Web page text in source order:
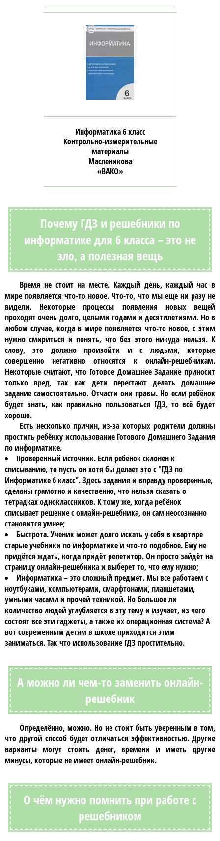
Информатика 6 класс
Контрольно-измерительные
материалы
Масленикова
«ВАКО»
Почему ГДЗ и решебники по
информатике для 6 класса – это не
зло, а полезная вещь
Время не стоит на месте. Каждый день, каждый час в
мире появляется что-то новое. Что-то, что мы еще ни разу не
видели. Некоторые процессы появления новых вещей
проходят очень долго, целыми годами и десятилетиями. Но в
любом случае, когда в мире появляется что-то новое, с этим
нужно смириться и понять, что без этого никуда нельзя. К
слову, это должно произойти и с людьми, которые
совершенно негативно относятся к онлайн-решебникам.
Некоторые считают, что Готовое Домашнее Задание приносит
только вред, так как дети перестают делать домашнее
задание самостоятельно. Отчасти они правы. Но если ребёнок
будет знать, как правильно пользоваться ГДЗ, то всё будет
хорошо.
Есть несколько причин, из-за которых родители должны
простить ребёнку использование Готового Домашнего Задания
по информатике.
Проверенный источник. Если ребёнок склонен к
списыванию, то пусть он хотя бы делает это с "ГДЗ по
Информатике 6 класс". Здесь задания и вправду проверенные,
сделаны грамотно и качественно, что нельзя сказать о
тетрадках одноклассников. К тому же, когда ребёнок
списывает решение с онлайн-решебника, он сам неосознанно
становится умнее;
Быстрота. Ученик может долго искать у себя в квартире
старые учебники по информатике и что-то подобное. Ему не
придётся ждать, когда придёт репетитор. Он просто зайдёт на
страницу онлайн-решебника и выберет то, что ему нужно;
Информатика– это сложный предмет. Мы все работаем с
ноутбуками, компьютерами, смарфтонами, планшетами,
умными часами и прочей техникой. Но большое ли
количество людей углубляется в эту тему и изучает, из чего
состоят все эти гаджеты, а также их операционная система? А
вот современным детям в школе приходится этим
заниматься. Так что использование ГДЗпростительно.
А можно ли чем-то заменить онлайн-
решебник
Определённо, можно. Но не стоит быть уверенным в том,
что другой способ будет отличаться эффективностью. Другие
варианты могут стоить денег, времени и иметь другие
минусы, которые не имеетонлайн-решебник.
О чём нужно помнить при работе с
решебником